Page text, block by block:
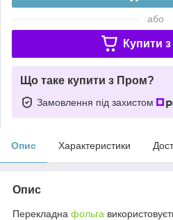
або
Купити з
Що таке купити з Пром?
Замовлення під захистом
Опис Характеристики
Опис
Перекладна фольга